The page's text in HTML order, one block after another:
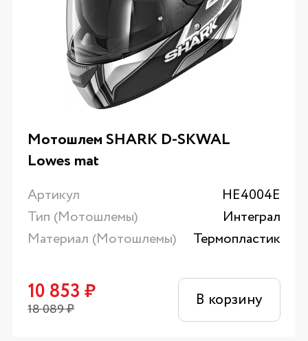
Мотошлем SHARK D-SKWAL
Lowes mat
Артикул
HE4004E
Тип (Мотошлемы)
Интеграл
Материал (Мотошлемы)
Термопластик
10 853 ₽
18 089₽ В корзину